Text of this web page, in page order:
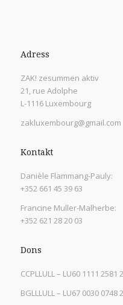
Adress
ZAK! zesummen aktiv
21, rue Adolphe
L-1116 Luxembourg
zakluxembourg@gmail.com
Kontakt
Danièle Flammang-Pauly:
+352 661 45 39 63
Francine Muller-Malherbe:
+352 621 28 20 03
Dons
CCPLLULL – LU60 1111 2581
BGLLLULL – LU67 0030 0748